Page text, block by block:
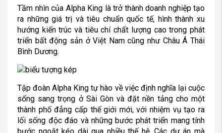
Tầm nhìn của Alpha King là trở thành doanh nghiệp tạo
ra những giá trị và tiêu chuẩn quốc tế, hình thành xu
hướng kiến trúc và tiêu chí chất lượng cao trong phát
triển bất động sản ở Việt Nam cũng như Châu Á Thái
Bình Dương.
Tập đoàn Alpha King tự hào về việc định nghĩa lại cuộc
sống sang trọng ở Sài Gòn và đặt nền tảng cho một
thành phố đẳng cấp thế giới mới, với nhiệm vụ tạo ra
lối sống độc đáo và những bước phát triển mang tính
bước ngoặt kéo dài qua nhiều thế hệ. Các dự án mà